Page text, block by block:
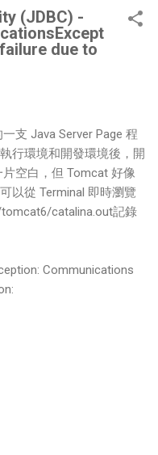
：『 他們不知道用了
應該從 RD 嘴裡說出
，以前每次只要聽到某
，我就會感到倒胃口！
、把別人做事的成果搶
、散佈同事私生活謠
級專業戶，除此之外沒
的事情，外行人的認知
證，就什麼都變成黑科
）。反重力技術說不定
是人家拉個百人團隊
體規格點滿，再加上極
裡面，一開始我猜測會
步媒體時，會強制要
同步應該是靠 WiFi 通
百 MB 的大檔幾乎秒
(JDBC) -
due to
支 Java Server Page 程
行環境和開發環境後，開
空白，但 Tomcat 好像
以從 Terminal 即時瀏覽
catalina.out記錄
Communications